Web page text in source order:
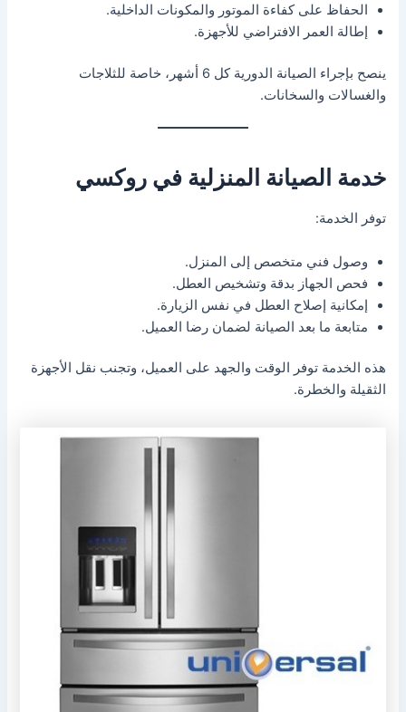
الحفاظ على كفاءة الموتور والمكونات الداخلية.
إطالة العمر الافتراضي للأجهزة.
ينصح بإجراء الصيانة الدورية كل 6 أشهر، خاصة للثلاجات
والغسالات والسخانات.
خدمة الصيانة المنزلية في روكسي
توفر الخدمة:
وصول فني متخصص إلى المنزل.
فحص الجهاز بدقة وتشخيص العطل.
إمكانية إصلاح العطل في نفس الزيارة.
متابعة ما بعد الصيانة لضمان رضا العميل.
هذه الخدمة توفر الوقت والجهد على العميل، وتجنب نقل الأجهزة
الثقيلة والخطرة.